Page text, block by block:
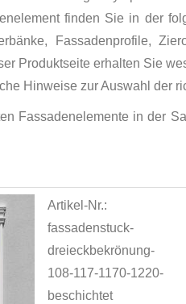
finden Sie in der
Fassadenprofile,
Produktseite erhalten Sie
Hinweise zur Auswahl der
Fassadenelemente in der
Artikel-Nr.:
fassadenstuck-
dreieckbekrönung-
108-117-1170-1220-
beschichtet